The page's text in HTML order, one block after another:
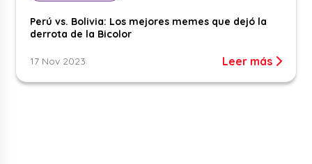
Perú vs. Bolivia: Los mejores memes que dejó la
derrota de la Bicolor
17 Nov 2023 Leer más